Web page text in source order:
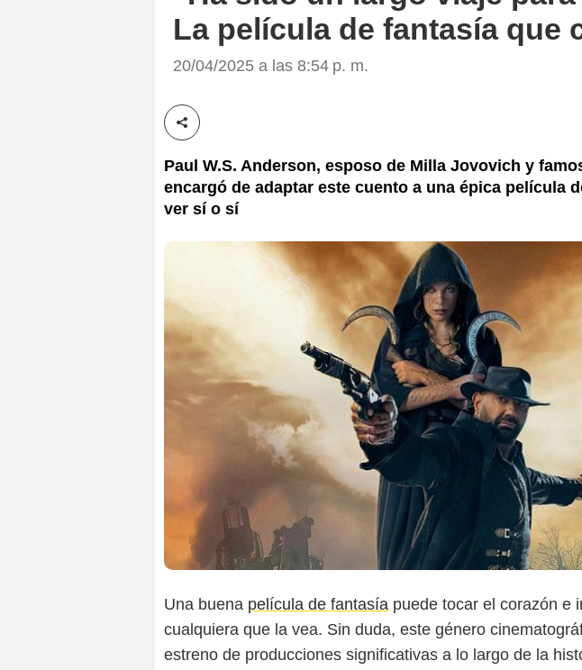
La película de fantasía que
20/04/2025 a las 8:54 p. m.
Compartir esta noticia
Paul W.S. Anderson, esposo de Milla Jovovich y
encargó de adaptar este cuento a una épica película
ver sí o sí
Una buena película de fantasía puede tocar el corazón e
cualquiera que la vea. Sin duda, este género
estreno de producciones significativas a lo largo de la